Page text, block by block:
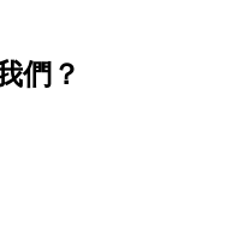
們？